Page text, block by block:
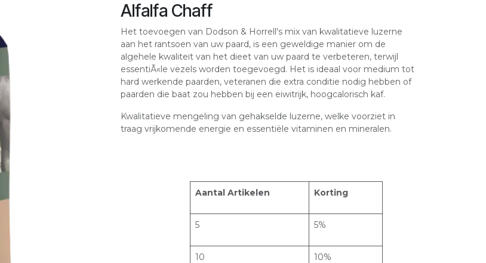
Alfalfa Chaff
Het toevoegen van Dodson & Horrell's mix van kwalitatieve luzerne
aan het rantsoen van uw paard, is een geweldige manier om de
algehele kwaliteit van het dieet van uw paard te verbeteren, terwijl
essentiÃ«le vezels worden toegevoegd. Het is ideaal voor medium tot
hard werkende paarden, veteranen die extra conditie nodig hebben of
paarden die baat zou hebben bij een eiwitrijk, hoogcalorisch kaf.
Kwalitatieve mengeling van gehakselde luzerne, welke voorziet in
traag vrijkomende energie en essentiële vitaminen en mineralen.
Aantal Artikelen Korting
5 5%
10 10%